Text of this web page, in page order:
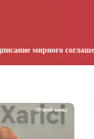
между
29 дней назад